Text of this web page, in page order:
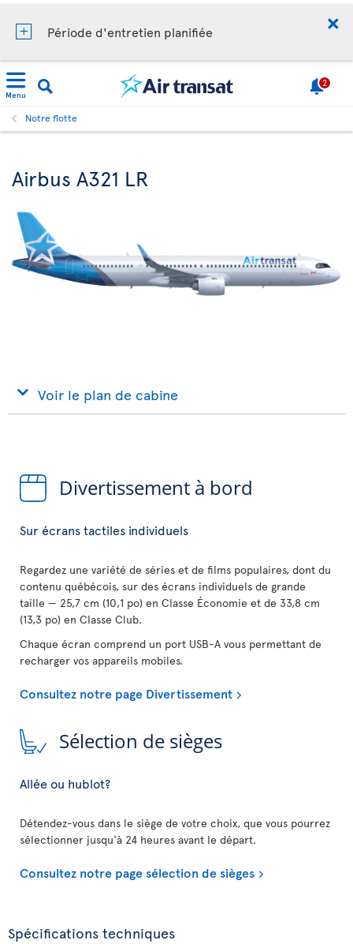
Période d'entretien planifiée
Menu
2
Notre flotte
Airbus A321 LR
Voir le plan de cabine
Divertissement à bord
Sur écrans tactiles individuels
Regardez une variété de séries et de films populaires, dont du
contenu québécois, sur des écrans individuels de grande
taille — 25,7 cm (10,1 po) en Classe Économie et de 33,8 cm
(13,3 po) en Classe Club.
Chaque écran comprend un port USB-A vous permettant de
recharger vos appareils mobiles.
Consultez notre page Divertissement
Sélection de sièges
Allée ou hublot?
Détendez-vous dans le siège de votre choix, que vous pourrez
sélectionner jusqu'à 24 heures avant le départ.
Consultez notre page sélection de sièges
Spécifications techniques